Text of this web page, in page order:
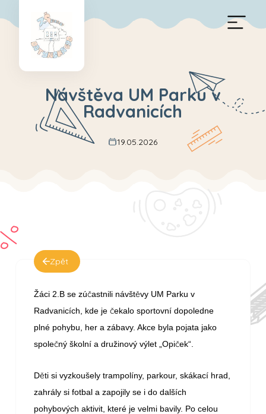
Návštěva UM Parku v
Radvanicích
19.05.2026
Zpět
Žáci 2.B se zúčastnili návštěvy UM Parku v
Radvanicích, kde ječekalo sportovní dopoledne
plné pohybu, her a zábavy. Akce byla pojata jako
společný školní a družinový výlet „Opiček“.
Děti si vyzkoušely trampolíny, parkour, skákací hrad,
zahrály si fotbal a zapojily se i do dalších
pohybových aktivit, které je velmi bavily. Po celou